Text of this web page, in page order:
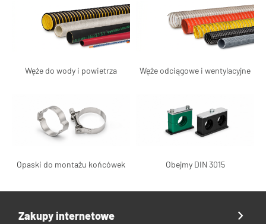
Węże do wody i powietrza Węże odciągowe i wentylacyjne
Opaski do montażu końcówek Obejmy DIN 3015
Zakupy internetowe